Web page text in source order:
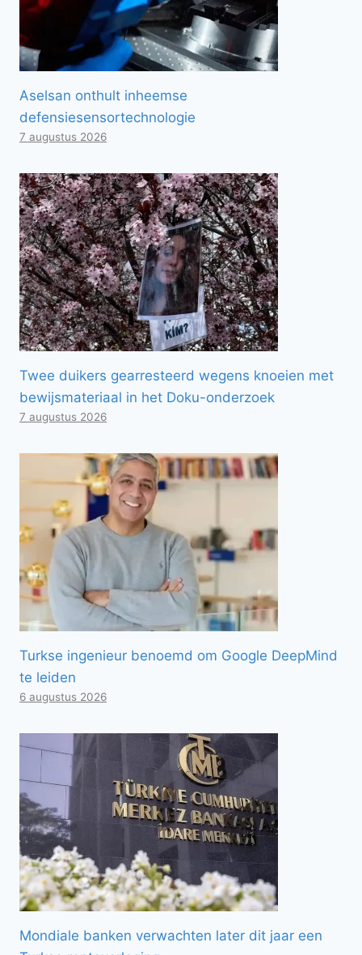
Aselsan onthult inheemse
defensiesensortechnologie
7 augustus 2026
Twee duikers gearresteerd wegens knoeien met
bewijsmateriaal in het Doku-onderzoek
7 augustus 2026
Turkse ingenieur benoemd om Google DeepMind
te leiden
6 augustus 2026
Mondiale banken verwachten later dit jaar een